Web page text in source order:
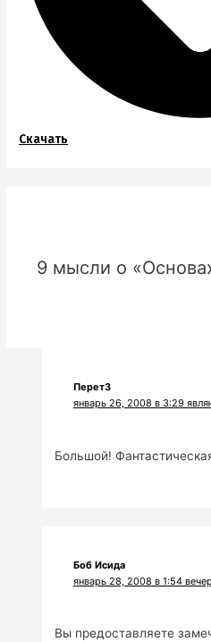
Скачать
9 мысли о
Перет3
январь 26, 2008 в 3:29
Большой!
Боб Исида
январь 28, 2008 в 1:54
Вы предоставляете